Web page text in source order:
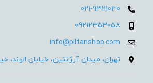
021-93111030
09212353058
info@piltanshop.com
تهران، میدان آرژانتین، خیابان الوند، خیابان 35،